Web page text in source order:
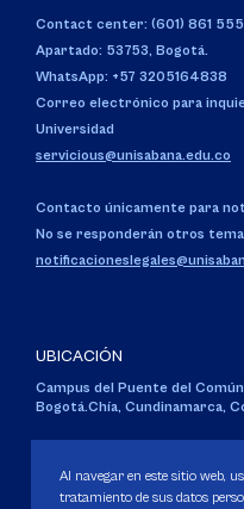
Contact center: (601) 861
Apartado: 53753, Bogotá.
WhatsApp: +57 3205164838
Correo electrónico para
Universidad
servicious@unisabana.edu.co
Contacto únicamente para
No se responderán otros
UBICACIÓN
Campus del Puente del
Bogotá.Chía, Cundinamarca,
Personería Jurídica:Resolución
Ministerio de Educación Nacional.
Al navegar en este sitio web,
tratamiento de sus datos